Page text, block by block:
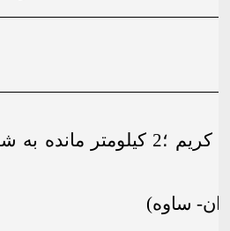
محور تهران- رباط كريم ؛2